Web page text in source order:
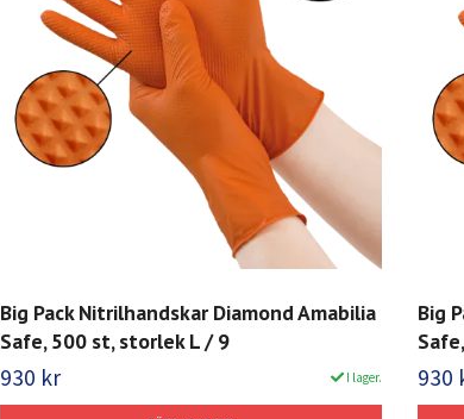
Big Pack Nitrilhandskar Diamond Amabilia
Safe, 500 st, storlek L / 9
930 kr I lager.
Big
930